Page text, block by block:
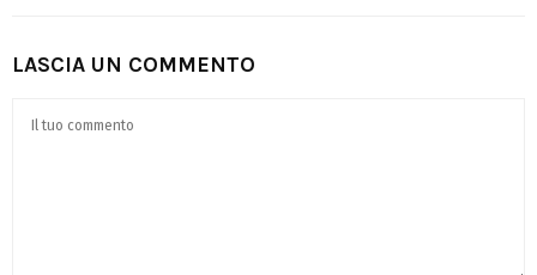
LASCIA UN COMMENTO